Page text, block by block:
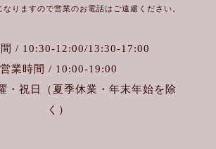
なりますので営業のお電話はご遠慮ください。
/ 10:30-12:00/13:30-17:00
営業時間 / 10:00-19:00
・祝日（夏季休業・年末年始を除
く）